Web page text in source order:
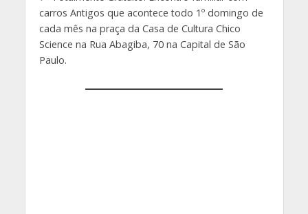
carros Antigos que acontece todo 1º domingo de
cada mês na praça da Casa de Cultura Chico
Science na Rua Abagiba, 70 na Capital de São
Paulo.